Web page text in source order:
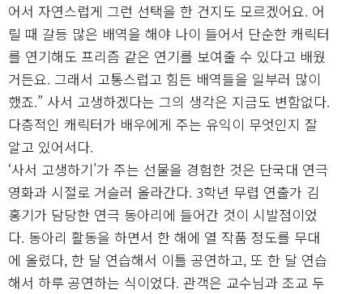
어서 자연스럽게 그런 선택을 한 건지도 모르겠어요. 어
릴 때 갈등 많은 배역을 해야 나이 들어서 단순한 캐릭터
를 연기해도 프리즘 같은 연기를 보여줄 수 있다고 배웠
거든요. 그래서 고통스럽고 힘든 배역들을 일부러 많이
했죠.” 사서 고생하겠다는 그의 생각은 지금도 변함없다.
다층적인 캐릭터가 배우에게 주는 유익이 무엇인지 잘
알고 있어서다.
‘사서 고생하기’가 주는 선물을 경험한 것은 단국대 연극
영화과 시절로 거슬러 올라간다. 3학년 무렵 연출가 김
홍기가 담당한 연극 동아리에 들어간 것이 시발점이었
다. 동아리 활동을 하면서 한 해에 열 작품 정도를 무대
에 올렸다, 한 달 연습해서 이틀 공연하고, 또 한 달 연습
해서 하루 공연하는 식이었다. 관객은 교수님과 조교 두